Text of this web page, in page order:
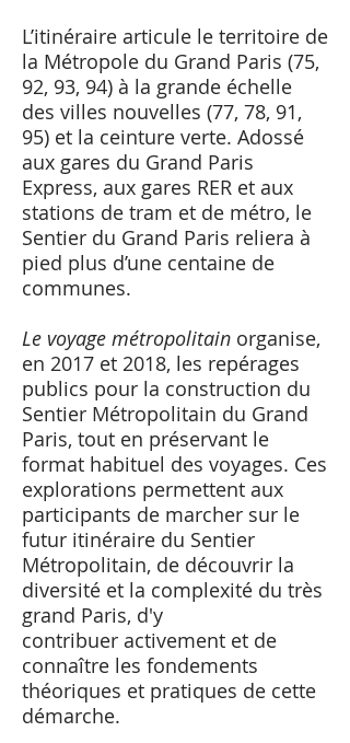
L’itinéraire articule le territoire de
la Métropole du Grand Paris (75,
92, 93, 94) à la grande échelle
des villes nouvelles (77, 78, 91,
95) et la ceinture verte. Adossé
aux gares du Grand Paris
Express, aux gares RER et aux
stations de tram et de métro, le
Sentier du Grand Paris reliera à
pied plus d’une centaine de
communes.
Le voyage métropolitain organise,
en 2017 et 2018, les repérages
publics pour la construction du
Sentier Métropolitain du Grand
Paris, tout en préservant le
format habituel des voyages. Ces
explorations permettent aux
participants de marcher sur le
futur itinéraire du Sentier
Métropolitain, de découvrir la
diversité et la complexité du très
grand Paris, d'y
contribuer activement et de
connaître les fondements
théoriques et pratiques de cette
démarche.